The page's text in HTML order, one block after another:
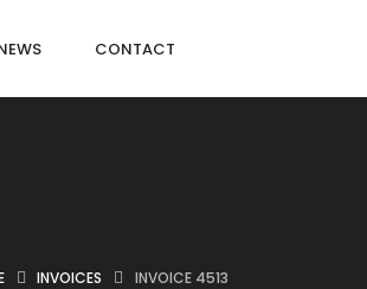
CONTACT
INVOICES INVOICE 4513